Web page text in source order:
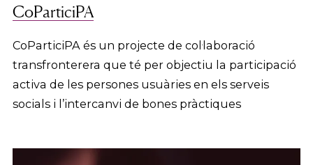
CoParticiPA
CoParticiPA és un projecte de col·laboració
transfronterera que té per objectiu la participació
activa de les persones usuàries en els serveis
socials i l’intercanvi de bones pràctiques